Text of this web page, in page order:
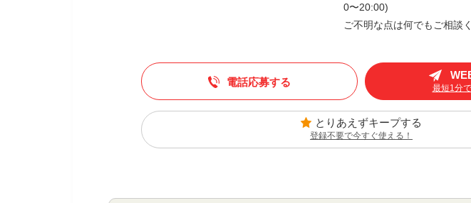
0〜20:00)
ご不明な点は何でもご相談
電話応募する
最短1分
とりあえずキープする
登録不要で今すぐ使える！